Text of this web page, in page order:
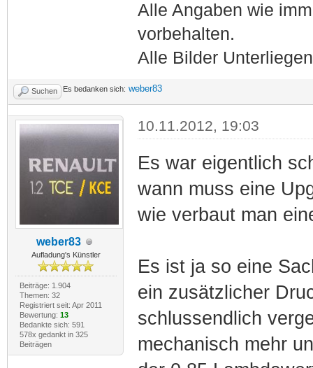
Alle Angaben wie
vorbehalten.
Alle Bilder
Suchen Es bedanken sich: weber83
weber83
Aufladung's Künstler
Beiträge: 1.904
Themen: 32
Registriert seit: Apr 2011
Bewertung: 13
Bedankte sich: 591
578x gedankt in 325
Beiträgen
10.11.2012, 19:03
Es war eigentlich
wann muss eine
wie verbaut man
Es ist ja so eine
ein zusätzlicher
schlussendlich
mechanisch mehr